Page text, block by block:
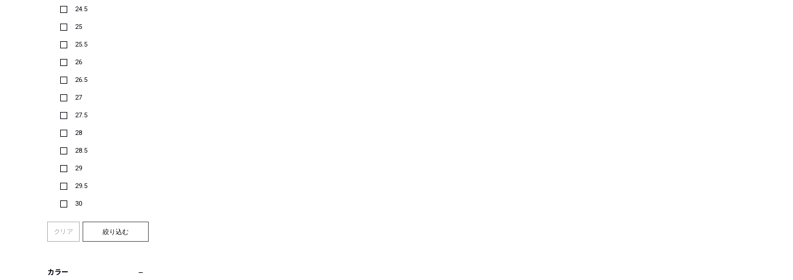
24.5
25
25.5
26
26.5
27
27.5
28
28.5
29
29.5
30
クリア 絞り込む
カラー